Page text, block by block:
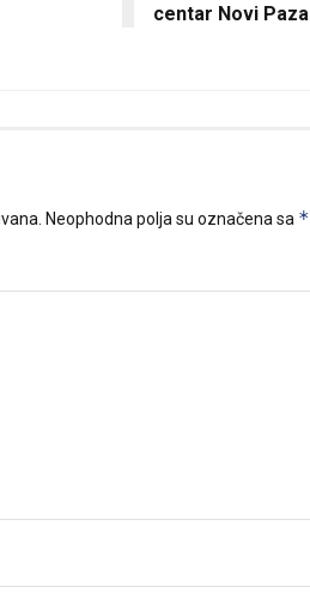
centar Novi
Neophodna polja su označena sa *